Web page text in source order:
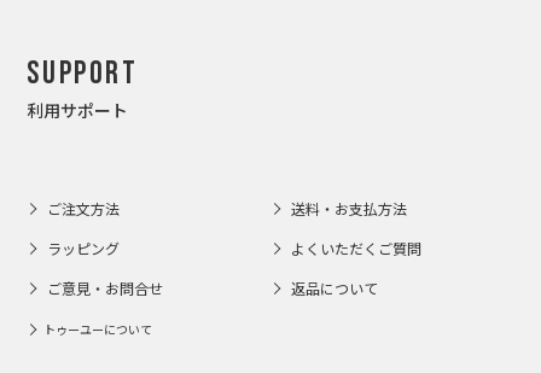
Support
利用サポート
ご注文方法 送料・お支払方法
ラッピング よくいただくご質問
ご意見・お問合せ 返品について
トゥーユーについて